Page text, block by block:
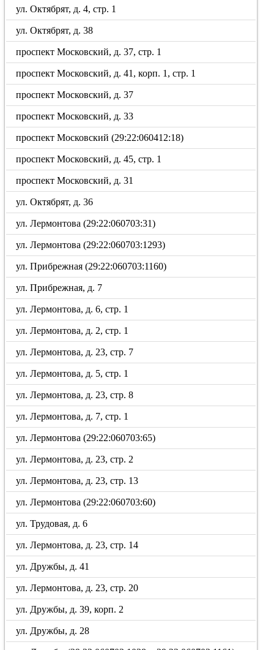
ул. Октябрят, д. 4, стр. 1
ул. Октябрят, д. 38
проспект Московский, д. 37, стр. 1
проспект Московский, д. 41, корп. 1, стр. 1
проспект Московский, д. 37
проспект Московский, д. 33
проспект Московский (29:22:060412:18)
проспект Московский, д. 45, стр. 1
проспект Московский, д. 31
ул. Октябрят, д. 36
ул. Лермонтова (29:22:060703:31)
ул. Лермонтова (29:22:060703:1293)
ул. Прибрежная (29:22:060703:1160)
ул. Прибрежная, д. 7
ул. Лермонтова, д. 6, стр. 1
ул. Лермонтова, д. 2, стр. 1
ул. Лермонтова, д. 23, стр. 7
ул. Лермонтова, д. 5, стр. 1
ул. Лермонтова, д. 23, стр. 8
ул. Лермонтова, д. 7, стр. 1
ул. Лермонтова (29:22:060703:65)
ул. Лермонтова, д. 23, стр. 2
ул. Лермонтова, д. 23, стр. 13
ул. Лермонтова (29:22:060703:60)
ул. Трудовая, д. 6
ул. Лермонтова, д. 23, стр. 14
ул. Дружбы, д. 41
ул. Лермонтова, д. 23, стр. 20
ул. Дружбы, д. 39, корп. 2
ул. Дружбы, д. 28